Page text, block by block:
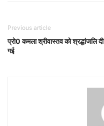
Previous article
प्रो0 कमला श्रीवास्तव को श्रद्धांजलि दी
गई